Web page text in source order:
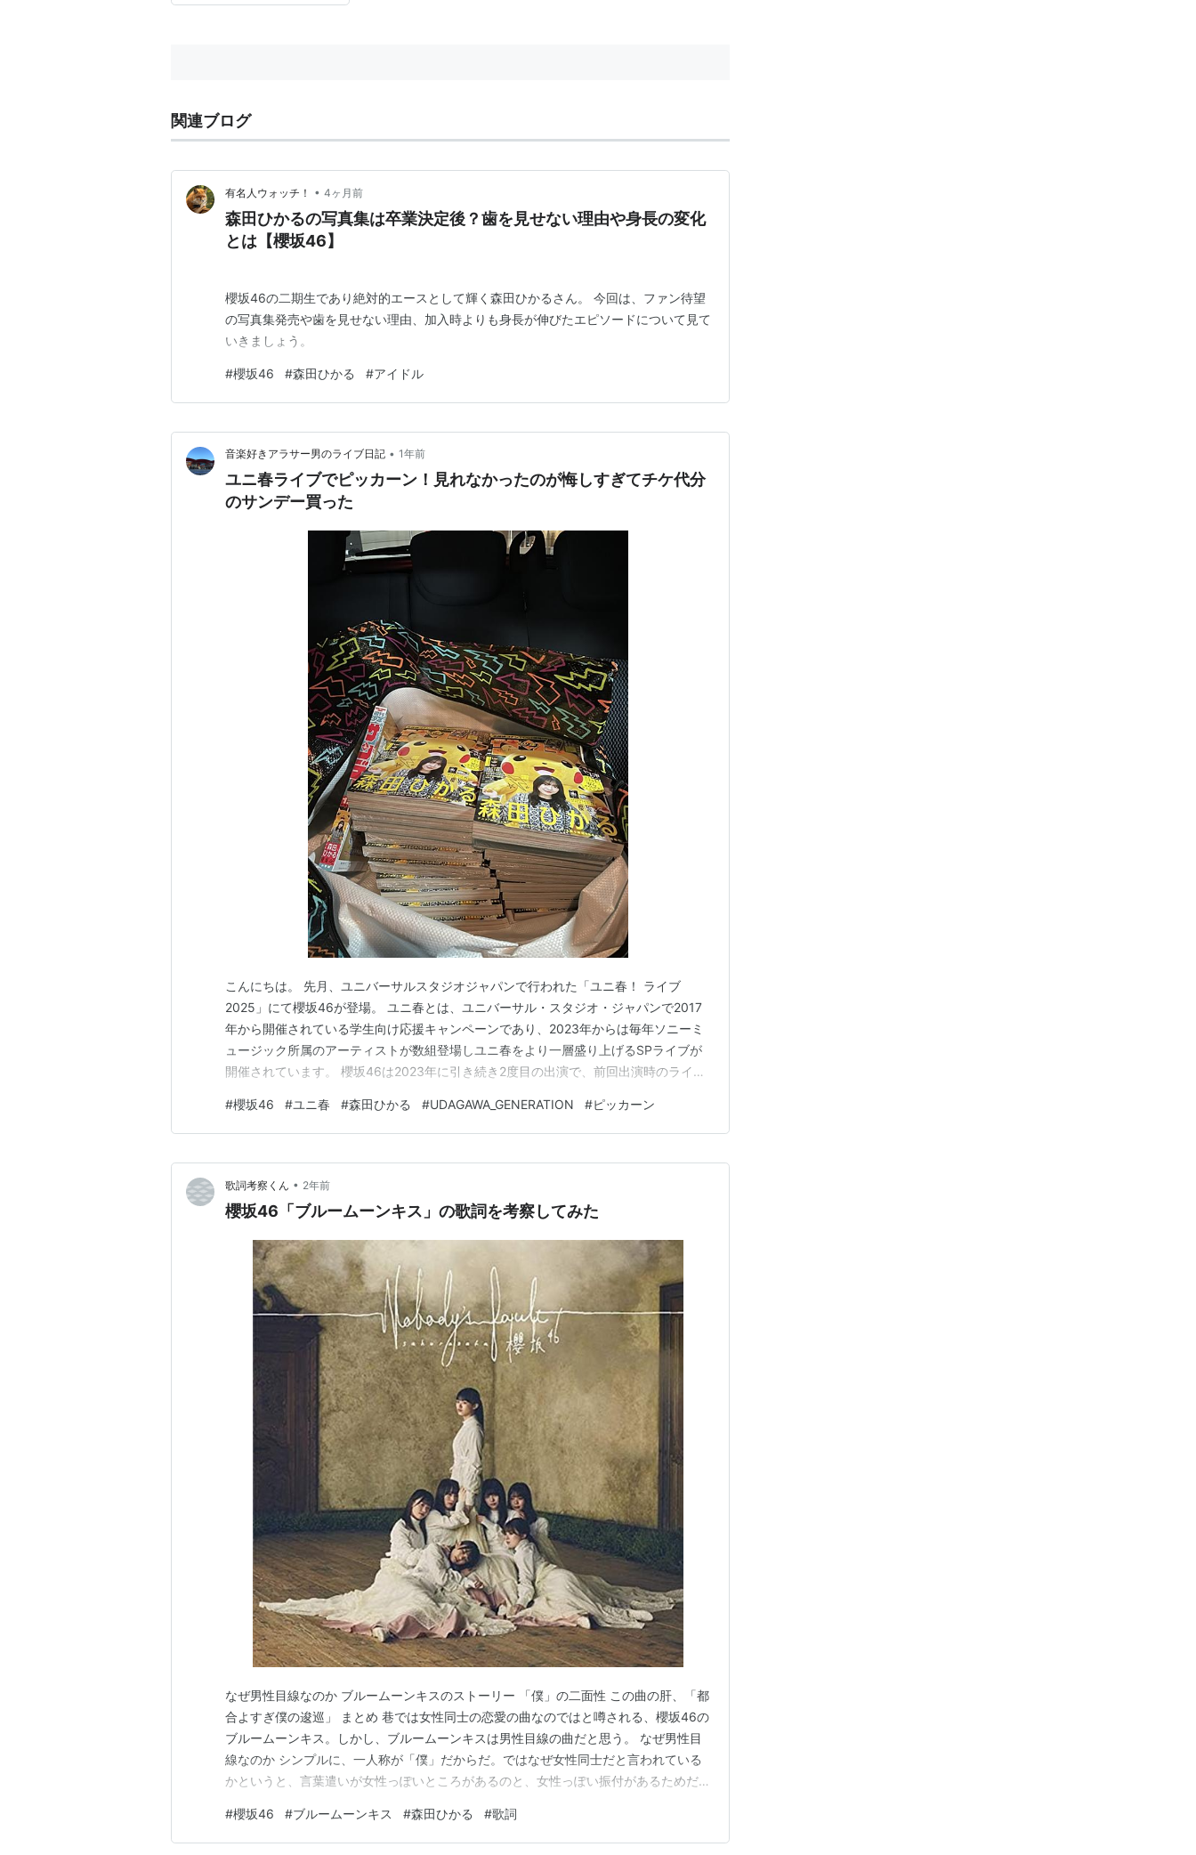
関連ブログ
有名人ウォッチ！ • 4ヶ月前
森田ひかるの写真集は卒業決定後？歯を見せない理由や身長の変化
とは【櫻坂46】
櫻坂46の二期生であり絶対的エースとして輝く森田ひかるさん。 今回は、ファン待望
の写真集発売や歯を見せない理由、加入時よりも身長が伸びたエピソードについて見て
いきましょう。
#櫻坂46 #森田ひかる #アイドル
音楽好きアラサー男のライブ日記 • 1年前
ユニ春ライブでピッカーン！見れなかったのが悔しすぎてチケ代分
のサンデー買った
こんにちは。 先月、ユニバーサルスタジオジャパンで行われた「ユニ春！ ライブ
2025」にて櫻坂46が登場。 ユニ春とは、ユニバーサル・スタジオ・ジャパンで2017
年から開催されている学生向け応援キャンペーンであり、2023年からは毎年ソニーミ
ュージック所属のアーティストが数組登場しユニ春をより一層盛り上げるSPライブが
開催されています。 櫻坂46は2023年に引き続き2度目の出演で、前回出演時のライブ
い！！と思っていました。 が、チケットは泣く泣く落選。USJのある大阪に住んでる
のに... ライブ当日はおとなしく家でS…
#櫻坂46 #ユニ春 #森田ひかる #UDAGAWA_GENERATION #ピッカーン
歌詞考察くん • 2年前
櫻坂46「ブルームーンキス」の歌詞を考察してみた
なぜ男性目線なのか ブルームーンキスのストーリー 「僕」の二面性 この曲の肝、「都
合よすぎ僕の逡巡」 まとめ 巷では女性同士の恋愛の曲なのではと噂される、櫻坂46の
ブルームーンキス。しかし、ブルームーンキスは男性目線の曲だと思う。 なぜ男性目
線なのか シンプルに、一人称が「僕」だからだ。ではなぜ女性同士だと言われている
かというと、言葉遣いが女性っぽいところがあるのと、女性っぽい振付があるためだ。
んなさい しかしこれは、女性っぽさではなく「僕」の二面性を表しているのだと思
う。 ブルームーンキスのストーリー 今夜は月…
#櫻坂46 #ブルームーンキス #森田ひかる #歌詞